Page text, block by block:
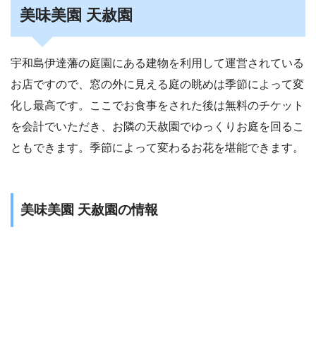
美味美園 天赦園
宇和島伊達藩の庭園にある建物を利用して運営されている
お店ですので、窓の外に見える庭の眺めは季節によって変
化し最高です。ここでお食事をされた後は無料のチケット
を会計でいただき、お隣の天赦園でゆっくりお庭を回るこ
ともできます。季節によって変わるお花を堪能できます。
美味美園 天赦園の情報